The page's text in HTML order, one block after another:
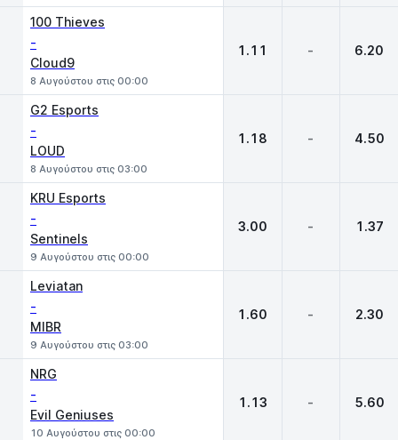
100 Thieves
-
Cloud9
8 Αυγούστου στις 00:00
1.11 - 6.20
G2 Esports
-
LOUD
8 Αυγούστου στις 03:00
1.18 - 4.50
KRU Esports
-
Sentinels
9 Αυγούστου στις 00:00
3.00 - 1.37
Leviatan
-
MIBR
9 Αυγούστου στις 03:00
1.60 - 2.30
NRG
-
Evil Geniuses
10 Αυγούστου στις 00:00
1.13 - 5.60